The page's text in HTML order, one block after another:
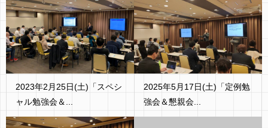
2023年2月25日(土)「スペシ
ャル勉強会＆...
2025年5月17日(土)「定例勉
強会＆懇親会...